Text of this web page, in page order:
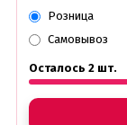
Розница
Самовывоз
Осталось 2 шт.